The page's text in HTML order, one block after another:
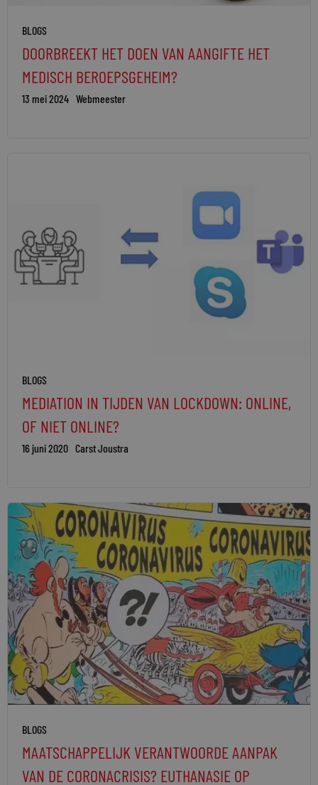
BLOGS
DOORBREEKT HET DOEN VAN AANGIFTE HET
MEDISCH BEROEPSGEHEIM?
13 mei 2024 Webmeester
BLOGS
MEDIATION IN TIJDEN VAN LOCKDOWN: ONLINE,
OF NIET ONLINE?
16 juni 2020 Carst Joustra
BLOGS
MAATSCHAPPELIJK VERANTWOORDE AANPAK
VAN DE CORONACRISIS? EUTHANASIE OP